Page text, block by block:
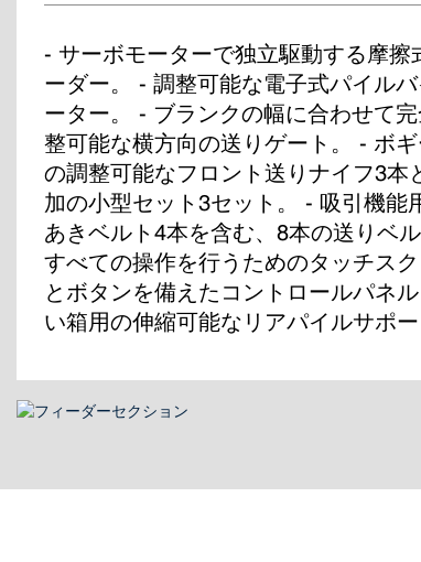
- サーボモーターで独立駆動する摩擦
ーダー。 - 調整可能な電子式パイル
ーター。 - ブランクの幅に合わせて
整可能な横方向の送りゲート。 - ボ
の調整可能なフロント送りナイフ3本
加の小型セット3セット。 - 吸引機能
あきベルト4本を含む、8本の送りベ
すべての操作を行うためのタッチス
とボタンを備えたコントロールパネ
い箱用の伸縮可能なリアパイルサポ